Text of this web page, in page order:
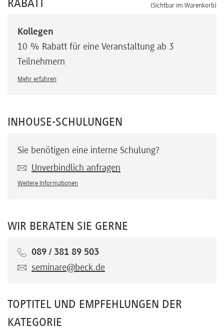
RABATT (Sichtbar im Warenkorb)
Kollegen
10 % Rabatt für eine Veranstaltung ab 3
Teilnehmern
Mehr erfahren
INHOUSE-SCHULUNGEN
Sie benötigen eine interne Schulung?
Unverbindlich anfragen
Weitere Informationen
WIR BERATEN SIE GERNE
089 / 381 89 503
seminare@beck.de
TOPTITEL UND EMPFEHLUNGEN DER
KATEGORIE